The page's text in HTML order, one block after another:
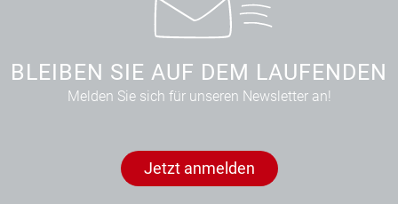
BLEIBEN SIE AUF DEM LAUFENDEN
Melden Sie sich für unseren Newsletter an!
Jetzt anmelden